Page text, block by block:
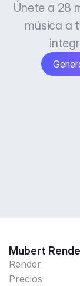
Únete a 28
música a
Mubert
Render
Precios